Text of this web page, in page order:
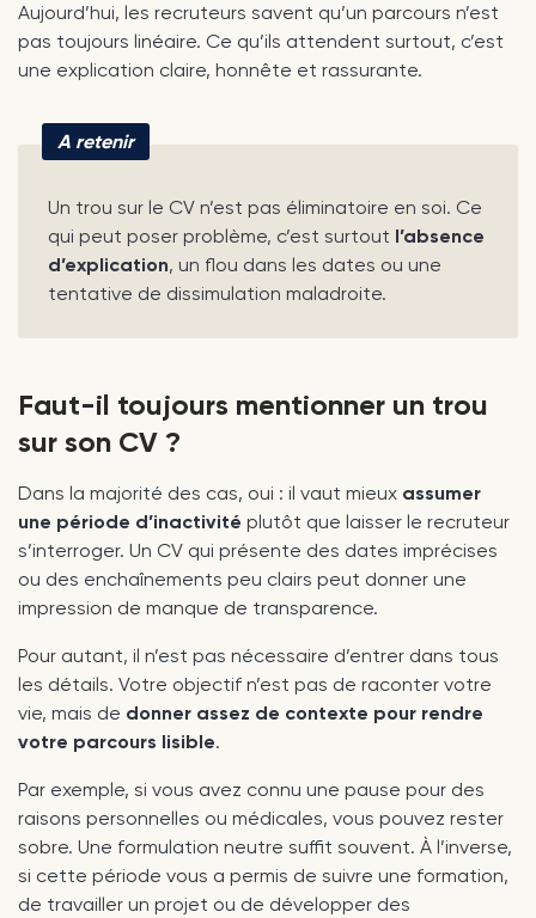
Aujourd’hui, les recruteurs savent qu’un parcours n’est
pas toujours linéaire. Ce qu’ils attendent surtout, c’est
une explication claire, honnête et rassurante.
A retenir
Un trou sur le CV n’est pas éliminatoire en soi. Ce
qui peut poser problème, c’est surtout l’absence
d’explication, un flou dans les dates ou une
tentative de dissimulation maladroite.
Faut-il toujours mentionner un trou
sur son CV ?
Dans la majorité des cas, oui : il vaut mieux assumer
une période d’inactivité plutôt que laisser le recruteur
s’interroger. Un CV qui présente des dates imprécises
ou des enchaînements peu clairs peut donner une
impression de manque de transparence.
Pour autant, il n’est pas nécessaire d’entrer dans tous
les détails. Votre objectif n’est pas de raconter votre
vie, mais de donner assez de contexte pour rendre
votre parcours lisible.
Par exemple, si vous avez connu une pause pour des
raisons personnelles ou médicales, vous pouvez rester
sobre. Une formulation neutre suffit souvent. À l’inverse,
si cette période vous a permis de suivre une formation,
de travailler un projet ou de développer des